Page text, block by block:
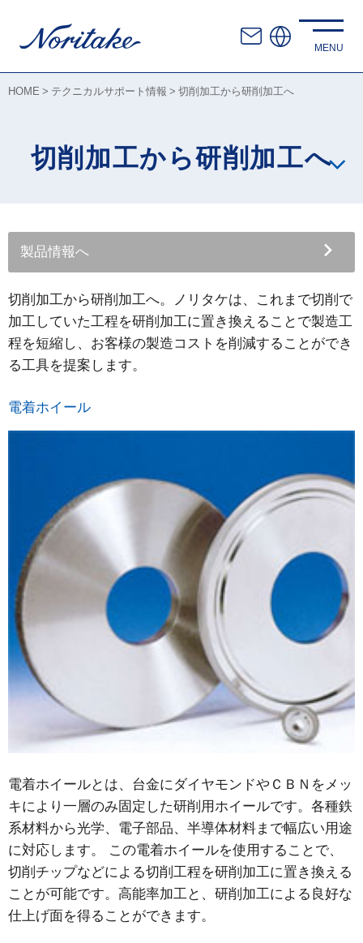
HOME テクニカルサポート情報 切削加工から研削加工へ
切削加工から研削加工へ
製品情報へ
切削加工から研削加工へ。ノリタケは、これまで切削で
加工していた工程を研削加工に置き換えることで製造工
程を短縮し、お客様の製造コストを削減することができ
る工具を提案します。
電着ホイール
電着ホイールとは、台金にダイヤモンドやＣＢＮをメッ
キにより一層のみ固定した研削用ホイールです。各種鉄
系材料から光学、電子部品、半導体材料まで幅広い用途
に対応します。 この電着ホイールを使用することで、
切削チップなどによる切削工程を研削加工に置き換える
ことが可能です。高能率加工と、研削加工による良好な
仕上げ面を得ることができます。